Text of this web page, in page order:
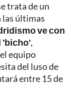
trata de un
las últimas
ve con
'bicho',
equipo
del luso de
entre 15 de